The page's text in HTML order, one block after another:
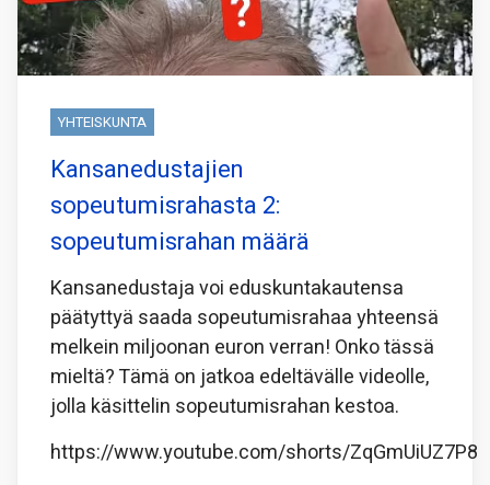
YHTEISKUNTA
Kansanedustajien
sopeutumisrahasta 2:
sopeutumisrahan määrä
Kansanedustaja voi eduskuntakautensa
päätyttyä saada sopeutumisrahaa yhteensä
melkein miljoonan euron verran! Onko tässä
mieltä? Tämä on jatkoa edeltävälle videolle,
jolla käsittelin sopeutumisrahan kestoa.
https://www.youtube.com/shorts/ZqGmUiUZ7P8